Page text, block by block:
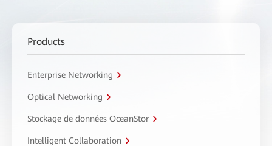
Products
Enterprise Networking
Optical Networking
Stockage de données OceanStor
Intelligent Collaboration